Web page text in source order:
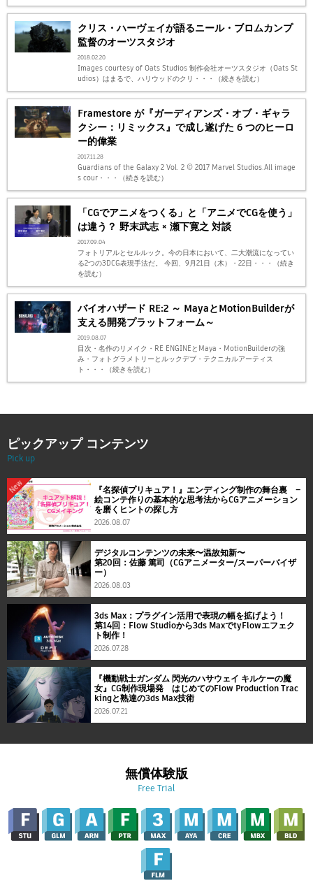
クリス・ハーヴェイが語るニール・ブロムカンプ
監督のオーツスタジオ
2018.02.20
Images courtesy of Oats Studios 制作会社オーツスタジオ（Oats St
udios）はまるで、ハリウッドのクリ・・・（続きを読む）
Framestore が『ガーディアンズ・オブ・ギャラ
クシー：リミックス』で成し遂げた 6 つのヒーロ
ー的偉業
2017.11.28
Guardians of the Galaxy 2 Vol. 2 © 2017 Marvel Studios.All image
s cour・・・（続きを読む）
「CGでアニメをつくる」と「アニメでCGを使う」
は違う？ 野末武志 × 瀬下寛之 対談
2017.09.04
フォトリアルとセルルック。今の日本において、二大潮流になってい
る2つの3DCG表現手法だ。 今回、9月21日（木）・22日・・・（続き
を読む）
バイオハザード RE:2 ～ MayaとMotionBuilderが
支える開発プラットフォーム～
2019.08.07
目次・名作のリメイク・RE ENGINEとMaya・MotionBuilderの強
み・フォトグラメトリーとルックデブ・テクニカルアーティス
ト・・・（続きを読む）
ピックアップ コンテンツ
Pick up
New
『名探偵プリキュア！』エンディング制作の舞台裏 ―
絵コンテ作りの基本的な思考法からCGアニメーション
を磨くヒントの探し方
2026.08.07
デジタルコンテンツの未来〜温故知新〜
第20回：佐藤 篤司（CGアニメーター/スーパーバイザ
ー）
2026.08.03
3ds Max：プラグイン活用で表現の幅を拡げよう！
第14回：Flow Studioから3ds MaxでtyFlowエフェク
ト制作！
2026.07.28
『機動戦士ガンダム 閃光のハサウェイ キルケーの魔
女』CG制作現場発 はじめてのFlow Production Trac
kingと熟達の3ds Max技術
2026.07.21
無償体験版
Free Trial